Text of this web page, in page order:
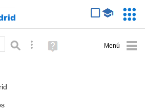
Búsqueda avanzada
Ayuda
(en